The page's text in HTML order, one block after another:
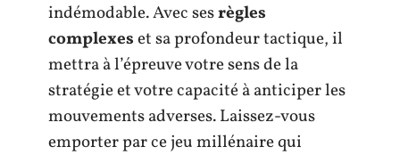
indémodable. Avec sesrègles
complexeset sa profondeur tactique, il
mettra à l’épreuve votre sens de la
stratégie et votre capacité à anticiper les
mouvements adverses. Laissez-vous
emporter par ce jeu millénaire qui